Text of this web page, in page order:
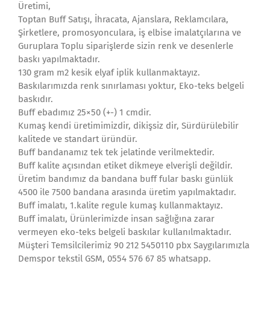
Üretimi,
Toptan Buff Satışı, İhracata, Ajanslara, Reklamcılara,
Şirketlere, promosyonculara, iş elbise imalatçılarına ve
Guruplara Toplu siparişlerde sizin renk ve desenlerle
baskı yapılmaktadır.
130 gram m2 kesik elyaf iplik kullanmaktayız.
Baskılarımızda renk sınırlaması yoktur, Eko-teks belgeli
baskıdır.
Buff ebadımız 25×50 (+-) 1 cmdir.
Kumaş kendi üretimimizdir, dikişsiz dir, Sürdürülebilir
kalitede ve standart üründür.
Buff bandanamız tek tek jelatinde verilmektedir.
Buff kalite açısından etiket dikmeye elverişli değildir.
Üretim bandımız da bandana buff fular baskı günlük
4500 ile 7500 bandana arasında üretim yapılmaktadır.
Buff imalatı, 1.kalite regule kumaş kullanmaktayız.
Buff imalatı, Ürünlerimizde insan sağlığına zarar
vermeyen eko-teks belgeli baskılar kullanılmaktadır.
Müşteri Temsilcilerimiz 90 212 5450110 pbx Saygılarımızla
Demspor tekstil GSM, 0554 576 67 85 whatsapp.